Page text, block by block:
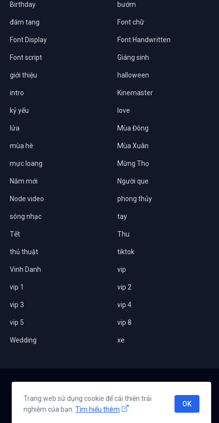
Birthday bướm
đám tang Font chữ
Font Display Font Handwritten
Font script Giáng sinh
giới thiệu halloween
intro Kinemaster
kỷ yếu love
lửa Mùa Đông
mùa hè Mùa Xuân
mực loang Mừng Thọ
Năm mới Người que
Node video phong thủy
sóng nhạc tay
Tết Thu
thủ thuật tiktok
Vinh Danh vip
vip 1 vip 2
vip 3 vip 4
vip 5 vip 8
Wedding xe
HomeGiới thiệuChính sách bảo mật
Trang web sử dụng cookie để cải thiện trải
nghiệm của bạn. Tìm hiểu thêm
OK